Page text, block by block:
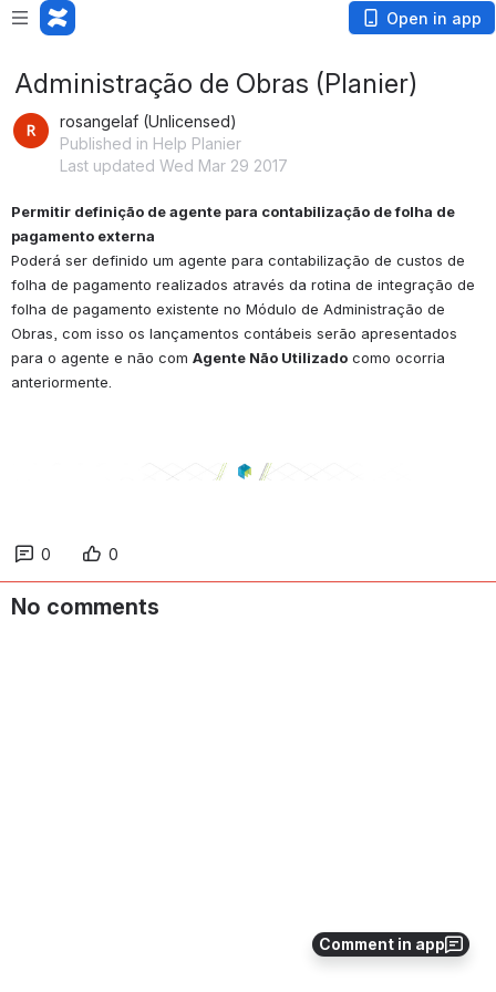
Open in app
Comment in app
Administração de Obras (Planier)
rosangelaf (Unlicensed)
Published in Help Planier
Last updated Wed Mar 29 2017
Permitir definição de agente para contabilização de folha de
pagamento externa
Poderá ser definido um agente para contabilização de custos de
folha de pagamento realizados através da rotina de integração de
folha de pagamento existente no Módulo de Administração de
Obras, com isso os lançamentos contábeis serão apresentados
para o agente e não com Agente Não Utilizado como ocorria
anteriormente.
0 0
No comments